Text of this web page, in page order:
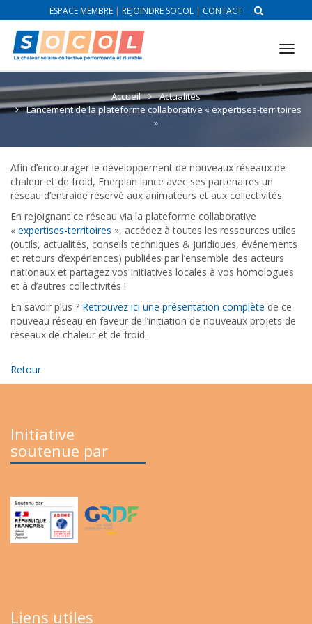
ESPACE MEMBRE| REJOINDRE SOCOL| CONTACT
Accueil
Actualités
Lancement de la plateforme collaborative « expertises-territoires
»
Afin d’encourager le développement de nouveaux réseaux de
chaleur et de froid, Enerplan lance avec ses partenaires un
réseau d’entraide réservé aux animateurs et aux collectivités.
En rejoignant ce réseau via la plateforme collaborative
« expertises-territoires », accédez à toutes les ressources utiles
(outils, actualités, conseils techniques & juridiques, événements
et retours d’expériences) publiées par l’ensemble des acteurs
nationaux et partagez vos initiatives locales à vos homologues
et à d’autres collectivités !
En savoir plus ? Retrouvez ici une présentation complète de ce
nouveau réseau en faveur de l’initiation de nouveaux projets de
réseaux de chaleur et de froid.
Retour
Initiative
soutenue par
Liens utiles